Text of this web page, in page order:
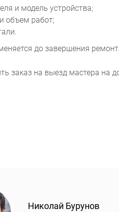
и модель устройства;
объем работ;
до завершения
заказ на выезд мастера на
Николай Бурунов